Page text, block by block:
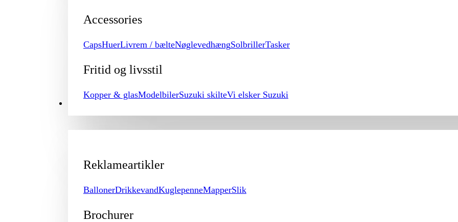
Accessories
CapsHuerLivrem / bælteNøglevedhængSolbrillerTasker
Fritid og livsstil
Kopper & glasModelbilerSuzuki skilteVi elsker Suzuki
PROMOTION
Reklameartikler
BallonerDrikkevandKuglepenneMapperSlik
Brochurer